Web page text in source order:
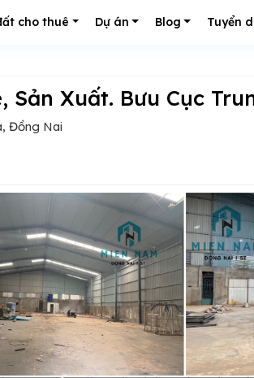
cho thuê Dự án Blog Tuyển
Sản Xuất. Bưu Cục
Đồng Nai